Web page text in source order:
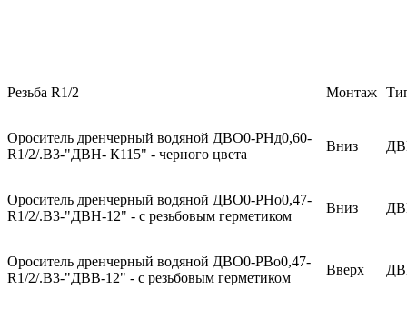
Резьба R1/2 Монтаж
Ороситель дренчерный водяной ДВО0-РНд0,60-
R1/2/.В3-"ДВН- К115" - черного цвета
Вниз
Ороситель дренчерный водяной ДВО0-РНо0,47-
R1/2/.В3-"ДВН-12" - с резьбовым герметиком
Вниз
Ороситель дренчерный водяной ДВО0-РВо0,47-
R1/2/.В3-"ДВВ-12" - с резьбовым герметиком
Вверх